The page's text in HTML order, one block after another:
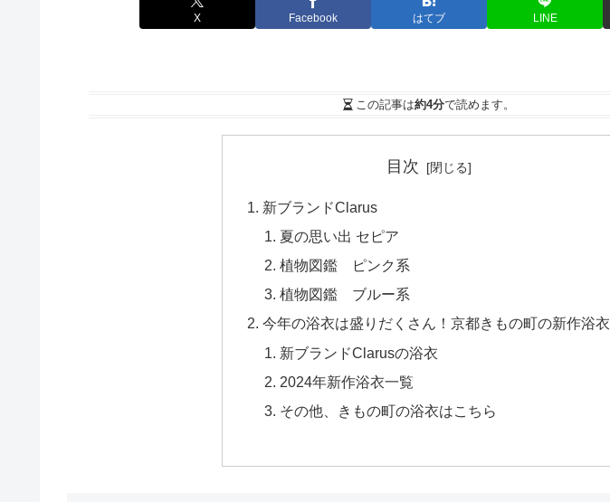
X Facebook はてブ LINE
この記事は約4分で読めます。
目次
新ブランドClarus
夏の思い出 セピア
植物図鑑 ピンク系
植物図鑑 ブルー系
今年の浴衣は盛りだくさん！京都きもの町の新作浴衣
新ブランドClarusの浴衣
2024年新作浴衣一覧
その他、きもの町の浴衣はこちら